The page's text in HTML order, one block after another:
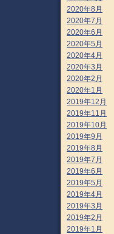
2020年8月
2020年7月
2020年6月
2020年5月
2020年4月
2020年3月
2020年2月
2020年1月
2019年12月
2019年11月
2019年10月
2019年9月
2019年8月
2019年7月
2019年6月
2019年5月
2019年4月
2019年3月
2019年2月
2019年1月